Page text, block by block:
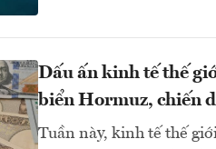
Dấu ấn kinh tế thế
biển Hormuz, chiến
Tuần này, kinh tế thế